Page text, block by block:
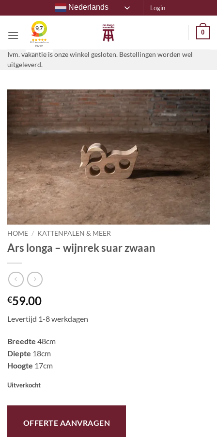
naar
inhoud
Nederlands Login
0
Ivm. vakantie is onze winkel gesloten. Bestellingen worden wel
uitgeleverd.
HOME / KATTENPALEN & MEER
Ars longa – wijnrek suar zwaan
€59.00
Levertijd 1-8 werkdagen
Breedte 48cm
Diepte 18cm
Hoogte 17cm
Uitverkocht
OFFERTE AANVRAGEN